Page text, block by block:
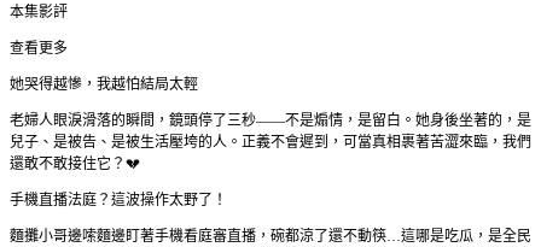
本集影評
查看更多
她哭得越慘，我越怕結局太輕
老婦人眼淚滑落的瞬間，鏡頭停了三秒——不是煽情，是留白。她身後坐著的，是
兒子、是被告、是被生活壓垮的人。正義不會遲到，可當真相裹著苦澀來臨，我們
還敢不敢接住它？💔
手機直播法庭？這波操作太野了！
麵攤小哥邊嗦麵邊盯著手機看庭審直播，碗都涼了還不動筷…這哪是吃瓜，是全民